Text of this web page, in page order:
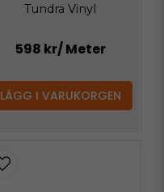
Tundra Vinyl
598 kr/ Meter
LÄGG I VARUKORGEN